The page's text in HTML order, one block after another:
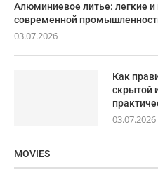
Алюминиевое литье: легкие
современной
03.07.2026
Как
скрытой
03.07.2026
MOVIES